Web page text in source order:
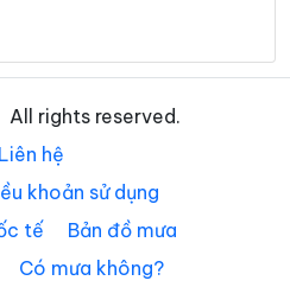
Xã Đắc Pring
Xã Điện Bàn Tây
Xã Đông Giang
Xã Duy Nghĩa
All rights reserved.
Liên hệ
khoản sử dụng
tế
Bản đồ mưa
Có mưa không?